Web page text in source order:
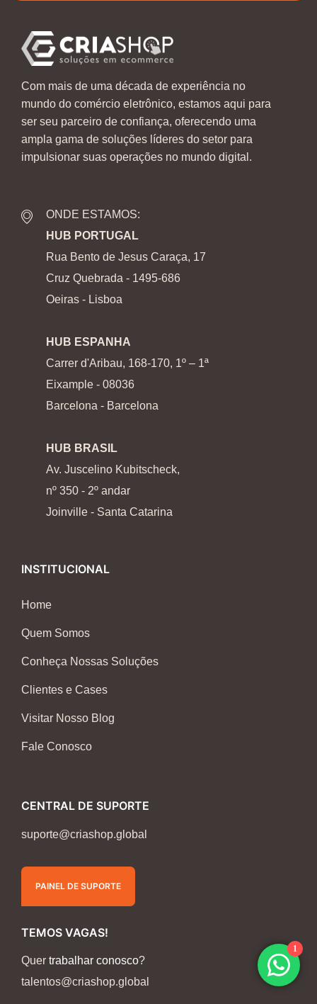
Com mais de uma década de experiência no
mundo do comércio eletrônico, estamos aqui para
ser seu parceiro de confiança, oferecendo uma
ampla gama de soluções líderes do setor para
impulsionar suas operações no mundo digital.
ONDE ESTAMOS:
HUB PORTUGAL
Rua Bento de Jesus Caraça, 17
Cruz Quebrada - 1495-686
Oeiras - Lisboa
HUB ESPANHA
Carrer d'Aribau, 168-170, 1º – 1ª
Eixample - 08036
Barcelona - Barcelona
HUB BRASIL
Av. Juscelino Kubitscheck,
nº 350 - 2º andar
Joinville - Santa Catarina
INSTITUCIONAL
Home
Quem Somos
Conheça Nossas Soluções
Clientes e Cases
Visitar Nosso Blog
Fale Conosco
CENTRAL DE SUPORTE
suporte@criashop.global
PAINEL DE SUPORTE
TEMOS VAGAS!
Quer trabalhar conosco?
talentos@criashop.global
1